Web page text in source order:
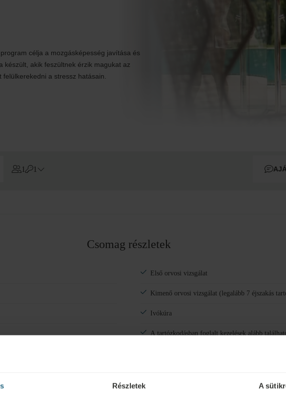
Részletek A
célja a mozgásképesség javítása és
készült, akik feszültnek érzik magukat az
a stressz hatásain.
1 1
Csomag részletek
Első orvosi vizsgálat
Kimenő orvosi vizsgálat (legalább 7 éjszakás
Ivókúra
A tartózkodásban foglalt kezelések alább